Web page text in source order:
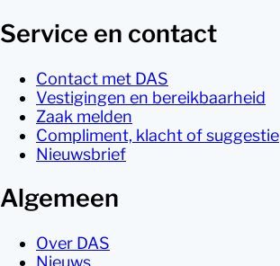
Service en contact
Contact met DAS
Vestigingen en bereikbaarheid
Zaak melden
Compliment, klacht of suggestie
Nieuwsbrief
Algemeen
Over DAS
Nieuws